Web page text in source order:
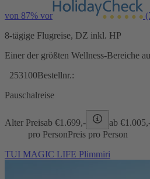
von 87% vor
8-tägige Flugreise, DZ inkl. HP
Einer der größten Wellness-Bereiche
253100Bestellnr.:
Pauschalreise
Alter Preisab €1.699,- ab €
pro PersonPreis pro Person
TUI MAGIC LIFE Plimmiri